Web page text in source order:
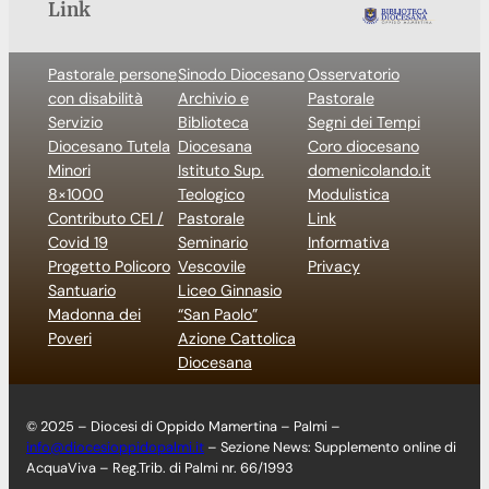
Link
Pastorale persone
con disabilità
Servizio
Diocesano Tutela
Minori
8×1000
Contributo CEI /
Covid 19
Progetto Policoro
Santuario
Madonna dei
Poveri
Sinodo Diocesano
Archivio e
Biblioteca
Diocesana
Istituto Sup.
Teologico
Pastorale
Seminario
Vescovile
Liceo Ginnasio
“San Paolo”
Azione Cattolica
Diocesana
Osservatorio
Pastorale
Segni dei Tempi
Coro diocesano
domenicolando.it
Modulistica
Link
Informativa
Privacy
© 2025 – Diocesi di Oppido Mamertina – Palmi –
info@diocesioppidopalmi.it – Sezione News: Supplemento online di
AcquaViva – Reg.Trib. di Palmi nr. 66/1993